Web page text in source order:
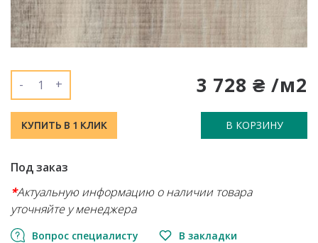
3 728 ₴ /м2
- +
КУПИТЬ В 1 КЛИК В КОРЗИНУ
Под заказ
*Актуальную информацию о наличии товара
уточняйте у менеджера
Вопрос специалисту В закладки